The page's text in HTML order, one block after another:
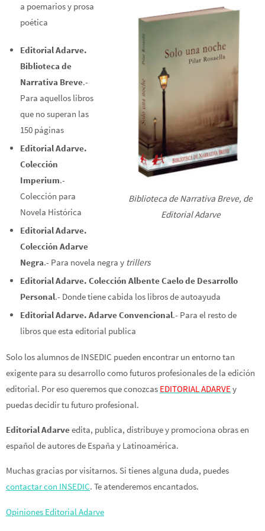
Biblioteca de Narrativa Breve, de
Editorial Adarve
a poemarios y prosa
poética
Editorial Adarve.
Biblioteca de
Narrativa Breve.-
Para aquellos libros
que no superan las
150 páginas
Editorial Adarve.
Colección
Imperium.-
Colección para
Novela Histórica
Editorial Adarve.
Colección Adarve
Negra.- Para novela negra y trillers
Editorial Adarve. Colección Albente Caelo de Desarrollo
Personal.- Donde tiene cabida los libros de autoayuda
Editorial Adarve. Adarve Convencional.- Para el resto de
libros que esta editorial publica
Solo los alumnos de INSEDIC pueden encontrar un entorno tan
exigente para su desarrollo como futuros profesionales de la edición
editorial. Por eso queremos que conozcas EDITORIAL ADARVEy
puedas decidir tu futuro profesional.
Editorial Adarveedita, publica, distribuye y promociona obras en
español de autores de España y Latinoamérica.
Muchas gracias por visitarnos. Si tienes alguna duda, puedes
contactar con INSEDIC. Te atenderemos encantados.
Opiniones Editorial Adarve